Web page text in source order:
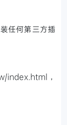
任何第三方插
index.html，